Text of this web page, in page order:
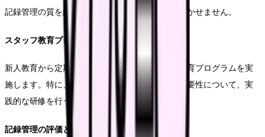
記録管理の質を維持するには、継続的な教育が欠かせません。
スタッフ教育プログラムの実施
新人教育から定期的な更新研修まで、体系的な教育プログラムを実
施します。特に、システムの操作方法や記録の重要性について、実
践的な研修を行うことが重要です。
記録管理の評価とフィードバック